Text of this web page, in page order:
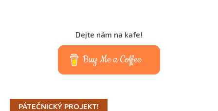
Dejte nám na kafe!
Buy Me a Coffee
PÁTEČNICKÝ PROJEKT!